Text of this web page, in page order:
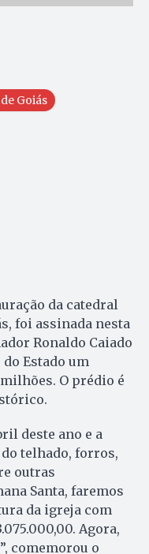
Goiás
da catedral
foi assinada nesta
Ronaldo Caiado
Estado um
O prédio é
deste ano e a
telhado, forros,
outras
Santa, faremos
da igreja com
Agora,
comemorou o